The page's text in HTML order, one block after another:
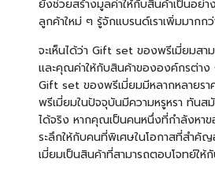
ยังช่วยสร้างมูลค่าให้กับสินค้าเป็นอย่า
ลูกค้าใหม่ ๆ รู้จักแบรนด์เราเพิ่มมากก
จะเห็นได้ว่า Gift set ของพรีเมี่ยมสา
และคุณค่าให้กับสินค้าขององค์กรต่าง
Gift set ของพรีเมี่ยมมีหลากหลายร
พรีเมี่ยมในปัจจุบันมีความหรูหรา ทันส
ได้จริง หากคุณเป็นคนหนึ่งที่กำลังหา
ระลึกให้กับคนที่พิเศษในโอกาสที่สำ
เมี่ยมเป็นสินค้าที่สามารถตอบโจทย์ใ